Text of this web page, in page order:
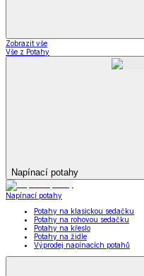
Zobrazit vše
Vše z Potahy
Napínací potahy
Napínací potahy
Potahy na klasickou sedačku
Potahy na rohovou sedačku
Potahy na křeslo
Potahy na židle
Výprodej napínacích potahů